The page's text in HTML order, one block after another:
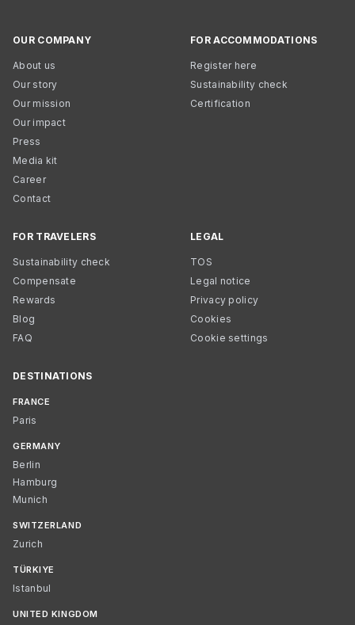
OUR COMPANY
About us
Our story
Our mission
Our impact
Press
Media kit
Career
Contact
FOR ACCOMMODATIONS
Register here
Sustainability check
Certification
FOR TRAVELERS
Sustainability check
Compensate
Rewards
Blog
FAQ
LEGAL
TOS
Legal notice
Privacy policy
Cookies
Cookie settings
DESTINATIONS
FRANCE
Paris
GERMANY
Berlin
Hamburg
Munich
SWITZERLAND
Zurich
TÜRKIYE
Istanbul
UNITED KINGDOM